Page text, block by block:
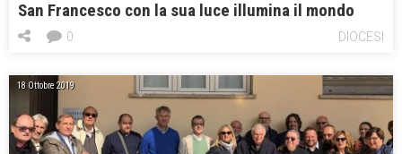
San Francesco con la sua luce illumina il mondo
DIOCESI
0
18 Ottobre 2019